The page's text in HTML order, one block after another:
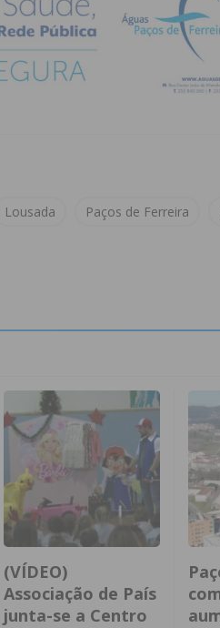
Lousada Paços de Ferreira
(VÍDEO)
Associação de País
junta-se a Centro